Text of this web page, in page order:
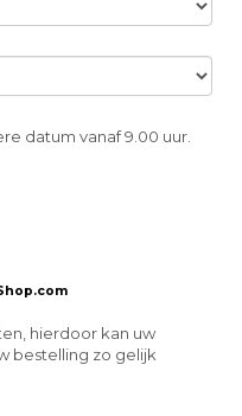
datum vanaf 9.00 uur.
hierdoor kan uw
bestelling zo gelijk